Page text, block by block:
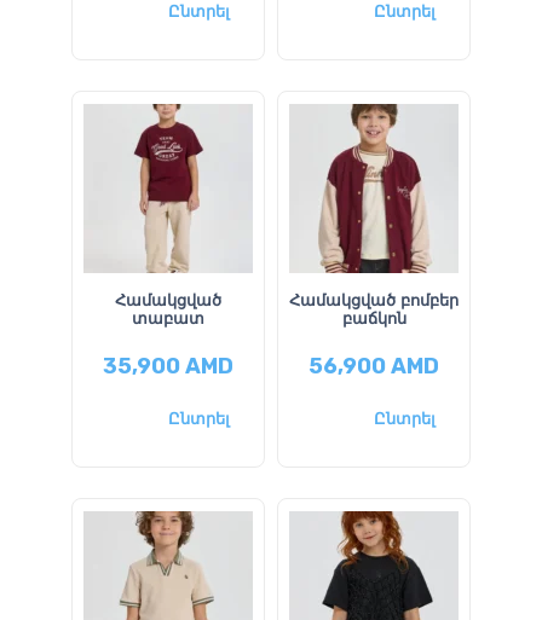
Ընտրել Ընտրել
Համակցված
տաբատ
35,900AMD
Ընտրել
Համակցված բոմբեր
բաճկոն
56,900AMD
Ընտրել